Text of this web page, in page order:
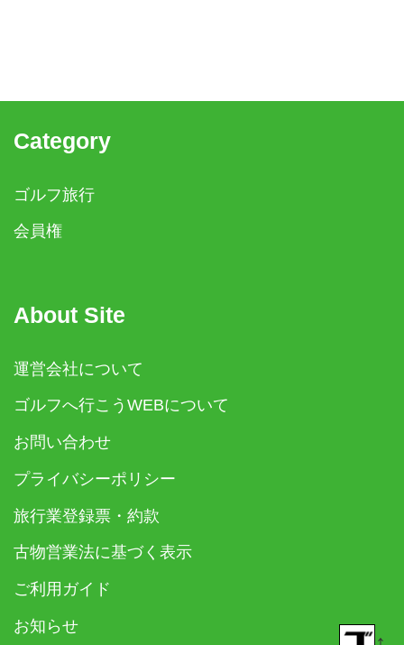
Category
ゴルフ旅行
会員権
About Site
運営会社について
ゴルフへ行こうWEBについて
お問い合わせ
プライバシーポリシー
旅行業登録票・約款
古物営業法に基づく表示
ご利用ガイド
お知らせ